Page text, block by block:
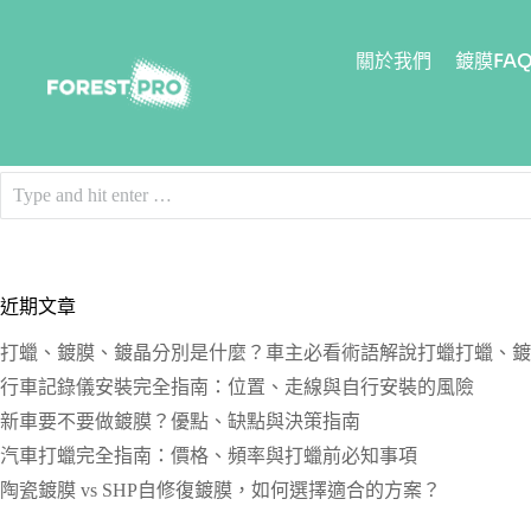
關於我們 鍍膜
近期文章
打蠟、鍍膜、鍍晶分別是什麼？車主必看術語解說打蠟打蠟、
行車記錄儀安裝完全指南：位置、走線與自行安裝的風險
新車要不要做鍍膜？優點、缺點與決策指南
汽車打蠟完全指南：價格、頻率與打蠟前必知事項
陶瓷鍍膜 vs SHP自修復鍍膜，如何選擇適合的方案？